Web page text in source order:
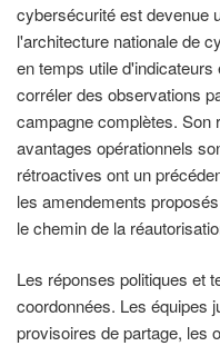
cybersécurité est devenue
l'architecture nationale de
en temps utile
corréler des observations
campagne complètes. Son
avantages opérationnels
rétroactives ont un
les amendements
le chemin de la
Les réponses politiques et
coordonnées. Les équipes
provisoires de partage, les